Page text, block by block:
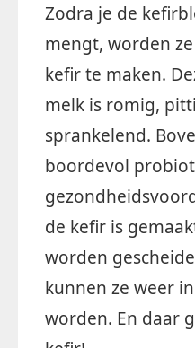
Zodra je de
mengt, worden
kefir te maken.
melk is romig,
sprankelend.
boordevol
de kefir is
worden
kunnen ze weer
worden. En daar